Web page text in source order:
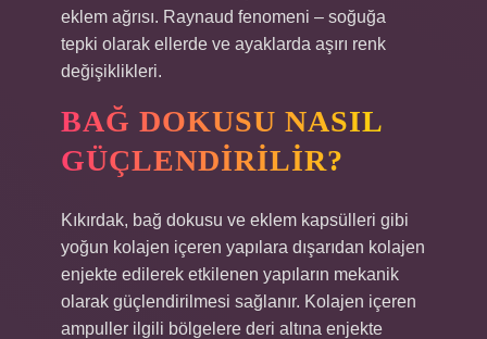
eklem ağrısı. Raynaud fenomeni – soğuğa
tepki olarak ellerde ve ayaklarda aşırı renk
değişiklikleri.
BAĞ DOKUSU NASIL
GÜÇLENDIRILIR?
Kıkırdak, bağ dokusu ve eklem kapsülleri gibi
yoğun kolajen içeren yapılara dışarıdan kolajen
enjekte edilerek etkilenen yapıların mekanik
olarak güçlendirilmesi sağlanır. Kolajen içeren
ampuller ilgili bölgelere deri altına enjekte